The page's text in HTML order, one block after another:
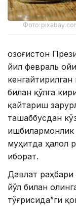
Қозоғистон
йил февраль
билан қўлга
қайтариш
ташаббусдан
муҳитда ҳалол
иборат.
Давлат
йўл билан
тўғрисида”ги